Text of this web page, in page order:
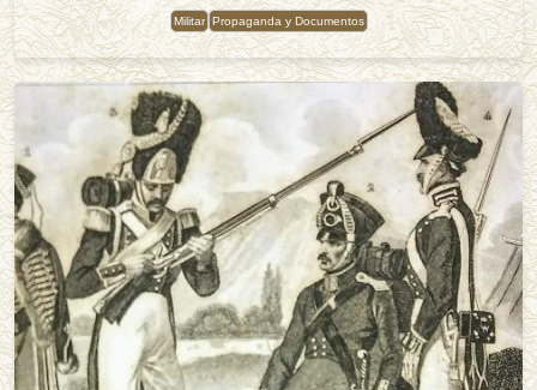
Militar Propaganda y Documentos